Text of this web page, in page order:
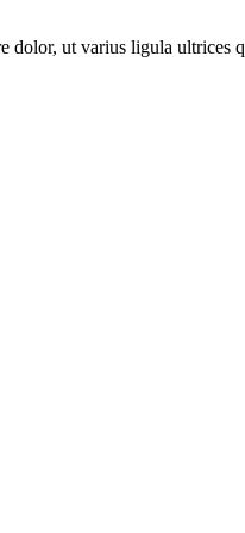
dolor, ut varius ligula ultrices